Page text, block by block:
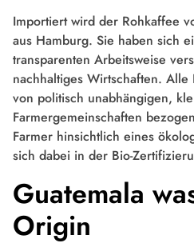
Importiert wird der Rohkaffee
aus Hamburg. Sie haben sich
transparenten Arbeitsweise
nachhaltiges Wirtschaften.
von politisch unabhängigen,
Farmergemeinschaften
Farmer hinsichtlich eines
sich dabei in der Bio-
Guatemala
Origin